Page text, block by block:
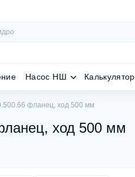
Насос НШ Калькулятор
фланец, ход 500 мм
ход 500 мм